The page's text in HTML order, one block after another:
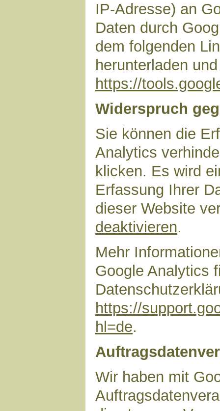
IP-Adresse) an
Daten durch
dem folgenden
herunterladen
https://
Widerspruch
Sie können die
Analytics
klicken. Es wird
Erfassung Ihrer
dieser Website
deaktivieren.
Mehr
Google Analytics
https://
hl=de.
Wir haben mit